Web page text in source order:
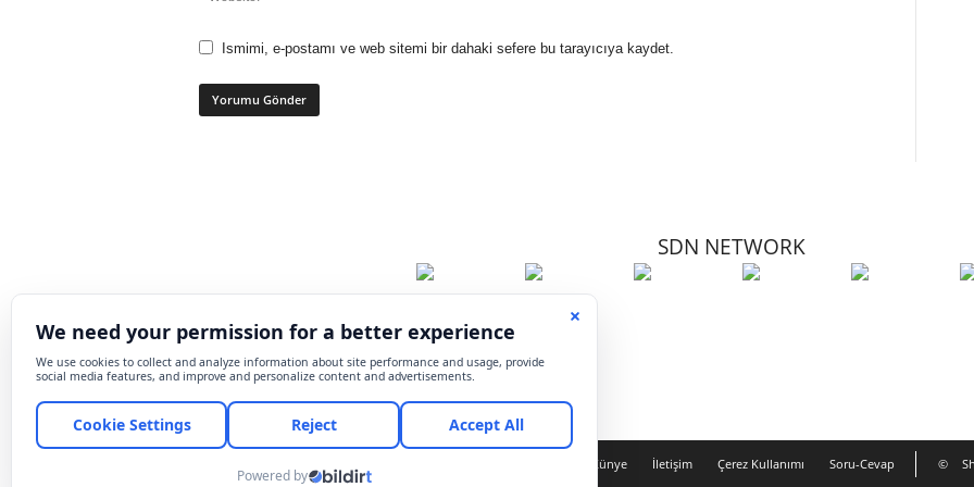
Ismimi, e-postamı ve web sitemi bir dahaki sefere bu tarayıcıya kaydet.
SDN NETWORK
Künye İletişim Çerez Kullanımı Soru-Cevap ©